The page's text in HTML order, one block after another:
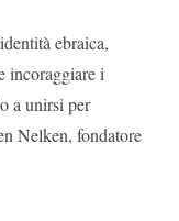
ebraica,
incoraggiare i
a unirsi per
Nelken, fondatore